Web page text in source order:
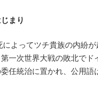
まり
よってツチ貴族の内紛
一次世界大戦の敗北でド
任統治に置かれ、公用語